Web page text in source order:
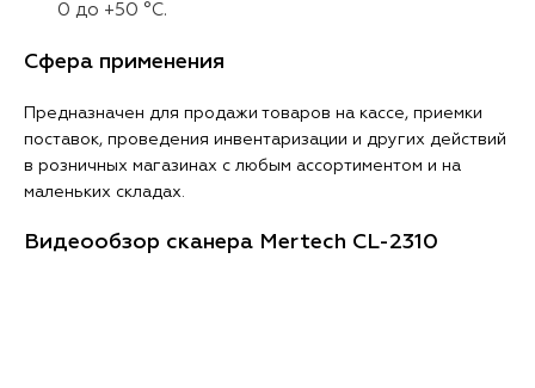
0 до +50 °C.
Сфера применения
Предназначен для продажи товаров на кассе, приемки
поставок, проведения инвентаризации и других действий
в розничных магазинах с любым ассортиментом и на
маленьких складах.
Видеообзор сканера Mertech CL-2310